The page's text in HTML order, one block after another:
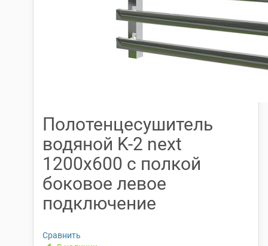
Полотенцесушитель
водяной K-2 next
1200х600 с полкой
боковое левое
подключение
Сравнить